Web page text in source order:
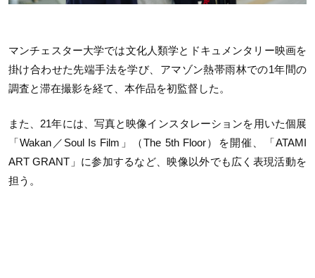
マンチェスター大学では文化人類学とドキュメンタリー映画を
掛け合わせた先端手法を学び、アマゾン熱帯雨林での1年間の
調査と滞在撮影を経て、本作品を初監督した。
また、21年には、写真と映像インスタレーションを用いた個展
「Wakan／Soul Is Film」（The 5th Floor）を開催、「ATAMI
ART GRANT」に参加するなど、映像以外でも広く表現活動を
担う。